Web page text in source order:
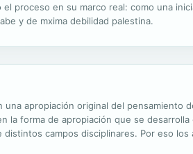
proceso en su marco real: como una
y de mxima debilidad palestina.
apropiación original del
la forma de apropiación que se
campos disciplinares. Por eso